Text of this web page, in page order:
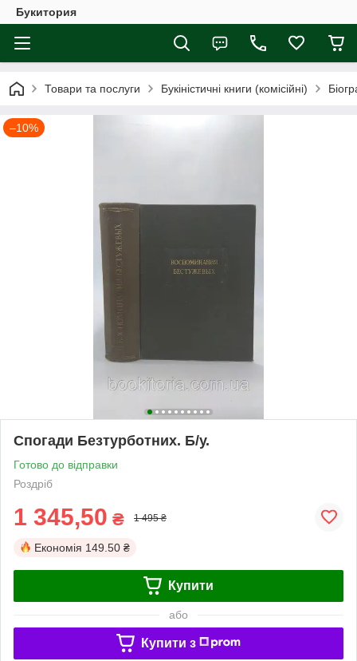
Букитория
Товари та послуги Букіністичні книги (комісійні)
–10%
Спогади Безтурботних. Б/у.
Готово до відправки
Роздріб
1 345,50 ₴ 1 495 ₴
Економія 149.50 ₴
Купити
або
Купити з